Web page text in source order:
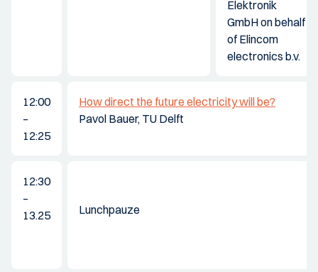
Elektronik
GmbH on behalf
of Elincom
electronics b.v.
12:00
–
12:25
How direct the future electricity will be?
Pavol Bauer, TU Delft
12:30
–
13.25
Lunchpauze